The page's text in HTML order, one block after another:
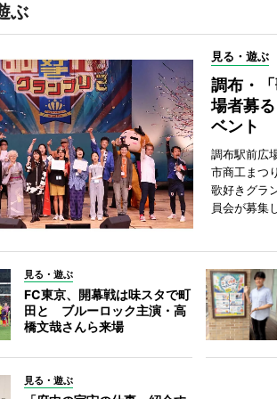
ぶ
見る・遊ぶ
調布・
場者募
ベント
調布駅前広
市商工まつ
歌好きグラ
員会が募集
見る・遊ぶ
FC東京、開幕戦は味スタで町
田と ブルーロック主演・高
橋文哉さんら来場
見る・遊ぶ